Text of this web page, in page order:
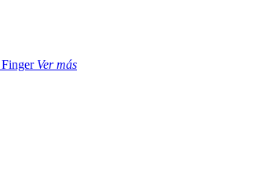
Finger Ver más